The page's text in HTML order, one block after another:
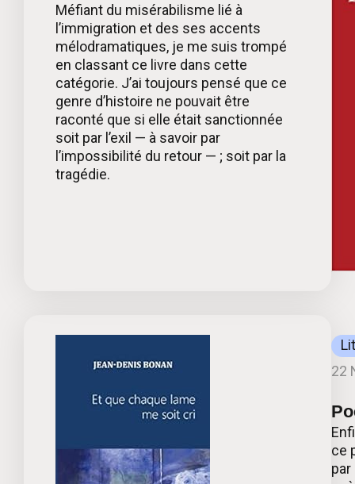
Méfiant du misérabilisme lié à
l’immigration et des ses accents
mélodramatiques, je me suis trompé
en classant ce livre dans cette
catégorie. J’ai toujours pensé que ce
genre d’histoire ne pouvait être
raconté que si elle était sanctionnée
soit par l’exil — à savoir par
l’impossibilité du retour — ; soit par la
tragédie.
22
ce